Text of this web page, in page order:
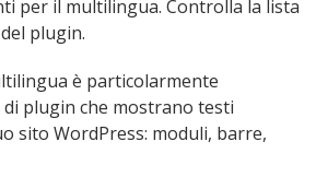
per il multilingua. Controlla la lista
plugin.
è particolarmente
plugin che mostrano testi
sito WordPress: moduli, barre,